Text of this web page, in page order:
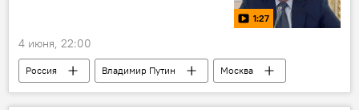
1:27
4 июня, 22:00
Россия Владимир Путин
Москва
В мире